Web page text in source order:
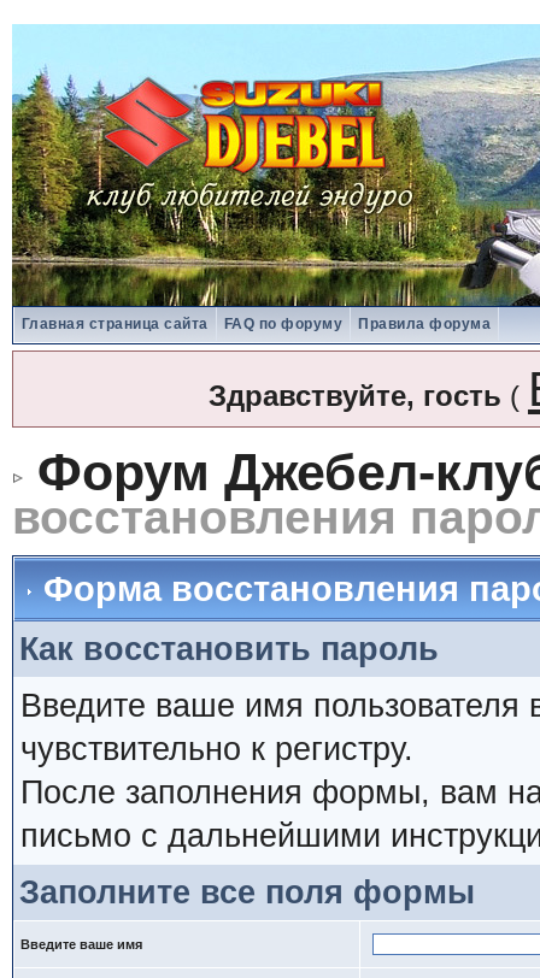
Главная страница сайта FAQ по форуму Правила форума
Здравствуйте, гость (
Форум Джебел-
восстановления
Форма восстановления
Как восстановить пароль
Введите ваше имя
чувствительно к регистру.
После заполнения формы, вам на
письмо с дальнейшими
Заполните все поля формы
Введите ваше имя